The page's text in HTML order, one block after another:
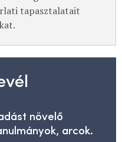
tapasztalatait
növelő
arcok.